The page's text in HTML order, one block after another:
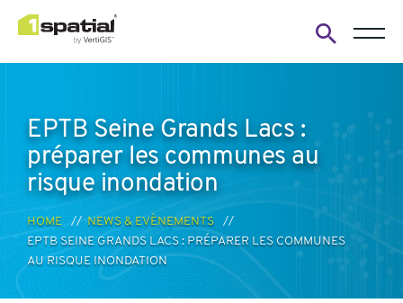
EPTB Seine Grands Lacs :
préparer les communes au
risque inondation
HOME
NEWS & EVÈNEMENTS
EPTB SEINE GRANDS LACS : PRÉPARER LES COMMUNES
AU RISQUE INONDATION